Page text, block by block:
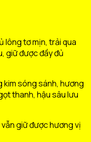
lông tơ mịn, trải qua
giữ được đầy đủ
kim sóng sánh, hương
thanh, hậu sâu lưu
giữ được hương vị